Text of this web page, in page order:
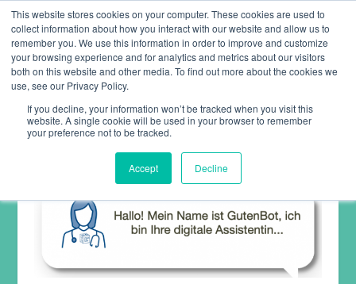
This website stores cookies on your computer. These cookies are used to
collect information about how you interact with our website and allow us to
remember you. We use this information in order to improve and customize
your browsing experience and for analytics and metrics about our visitors
both on this website and other media. To find out more about the cookies we
use, see our Privacy Policy.
If you decline, your information won’t be tracked when you visit this
website. A single cookie will be used in your browser to remember
your preference not to be tracked.
Accept Decline
GUTENBOT – DER CORONA-CHAT